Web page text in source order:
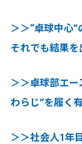
＞＞“卓球中心
それでも結果
＞＞卓球部エ
わらじ”を履く
＞＞社会人1年